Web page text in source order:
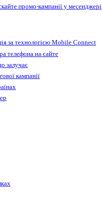
промо-кампанії у месенджері
за технологією Mobile Connect
телефона на сайте
залучає
кампанії